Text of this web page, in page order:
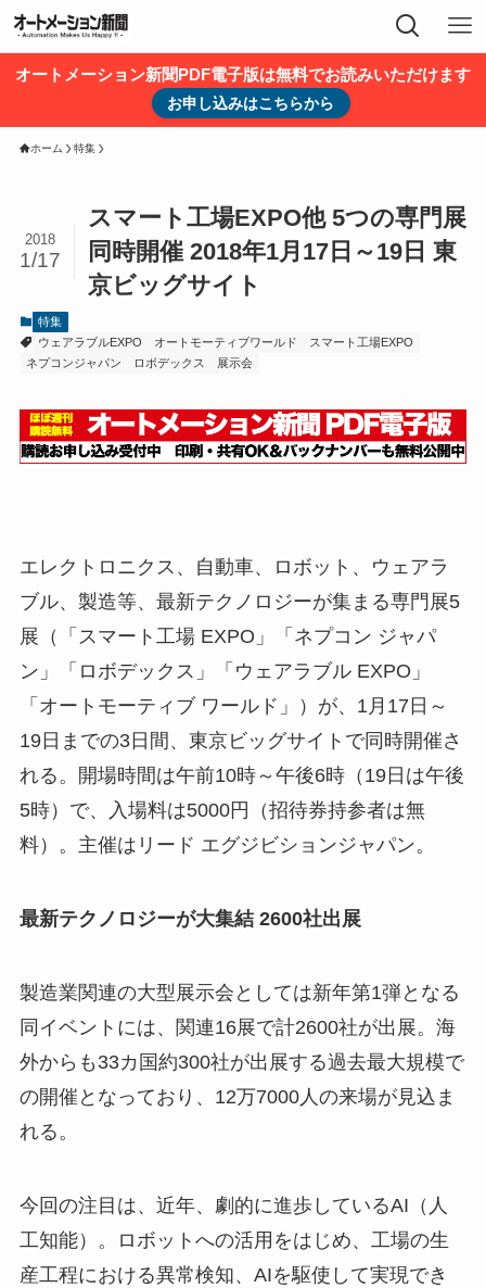
オートメーション新聞PDF電子版は無料でお読みいただけます
お申し込みはこちらから
ホーム 特集
スマート工場EXPO他 5つの専門展
同時開催 2018年1月17日～19日 東
京ビッグサイト
2018
1/17
特集
ウェアラブルEXPO
オートモーティブワールド
スマート工場EXPO
ネプコンジャパン
ロボデックス 展示会
エレクトロニクス、自動車、ロボット、ウェアラ
ブル、製造等、最新テクノロジーが集まる専門展5
展（「スマート工場 EXPO」「ネプコン ジャパ
ン」「ロボデックス」「ウェアラブル EXPO」
「オートモーティブ ワールド」）が、1月17日～
19日までの3日間、東京ビッグサイトで同時開催さ
れる。開場時間は午前10時～午後6時（19日は午後
5時）で、入場料は5000円（招待券持参者は無
料）。主催はリード エグジビションジャパン。
最新テクノロジーが大集結 2600社出展
製造業関連の大型展示会としては新年第1弾となる
同イベントには、関連16展で計2600社が出展。海
外からも33カ国約300社が出展する過去最大規模で
の開催となっており、12万7000人の来場が見込ま
れる。
今回の注目は、近年、劇的に進歩しているAI（人
工知能）。ロボットへの活用をはじめ、工場の生
産工程における異常検知、AIを駆使して実現でき